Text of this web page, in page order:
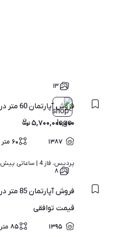
۱۳
فروش آپارتمان 60 متر در فاز 4 مجتمع فجر
۵,۷۰۰,۰۰۰,۰۰۰
۱۳۸۷ ۶۰ متر
پردیس، فاز 4 | ساعاتی پیش
۸
فروش آپارتمان 85 متر در فاز 4
قیمت توافقی
۱۳۹۵ ۸۵ متر